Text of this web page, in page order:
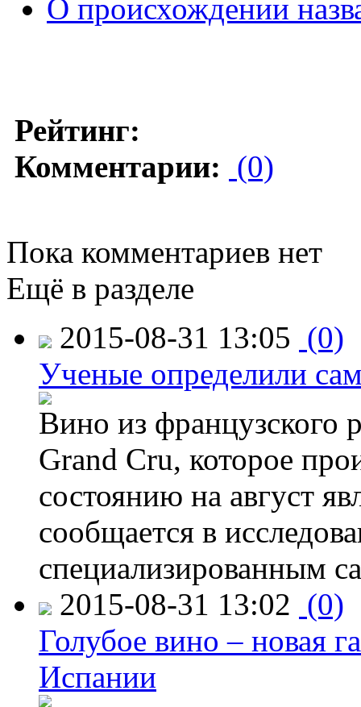
О происхождении
Рейтинг:
Комментарии: (0)
Пока комментариев нет
Ещё в разделе
2015-08-31 13:05 (0)
Ученые определили
Вино из французского
Grand Cru, которое
состоянию на август
сообщается в
специализированным
2015-08-31 13:02 (0)
Голубое вино – новая
Испании